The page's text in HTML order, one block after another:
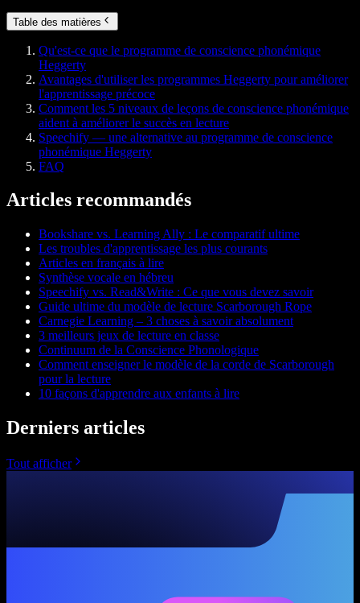
Table des matières
Qu'est-ce que le programme de conscience phonémique
Heggerty
Avantages d'utiliser les programmes Heggerty pour améliorer
l'apprentissage précoce
Comment les 5 niveaux de leçons de conscience phonémique
aident à améliorer le succès en lecture
Speechify — une alternative au programme de conscience
phonémique Heggerty
FAQ
Articles recommandés
Bookshare vs. Learning Ally : Le comparatif ultime
Les troubles d'apprentissage les plus courants
Articles en français à lire
Synthèse vocale en hébreu
Speechify vs. Read&Write : Ce que vous devez savoir
Guide ultime du modèle de lecture Scarborough Rope
Carnegie Learning – 3 choses à savoir absolument
3 meilleurs jeux de lecture en classe
Continuum de la Conscience Phonologique
Comment enseigner le modèle de la corde de Scarborough
pour la lecture
10 façons d'apprendre aux enfants à lire
Derniers articles
Tout afficher